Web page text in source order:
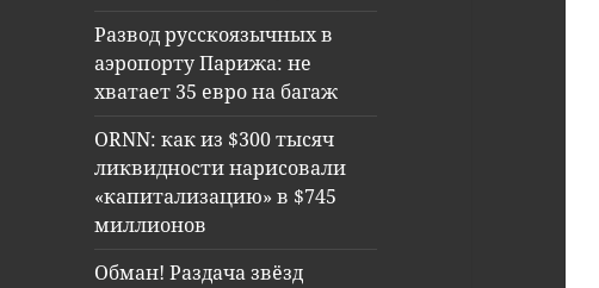
Развод русскоязычных в
аэропорту Парижа: не
хватает 35 евро на багаж
ORNN: как из $300 тысяч
ликвидности нарисовали
«капитализацию» в $745
миллионов
Обман! Раздача звёзд